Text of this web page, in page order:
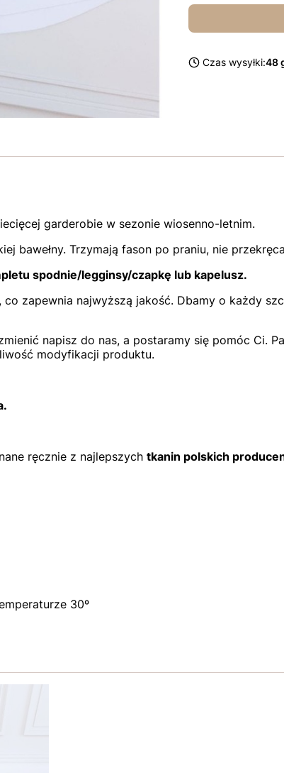
Czas wysyłki:48
garderobie w sezonie wiosenno-letnim.
bawełny. Trzymają fason po praniu, nie
spodnie/legginsy/czapkę lub kapelusz.
, co zapewnia najwyższą jakość. Dbamy o każdy
napisz do nas, a postaramy się pomóc Ci.
modyfikacji produktu.
ręcznie z najlepszych tkanin polskich
30º